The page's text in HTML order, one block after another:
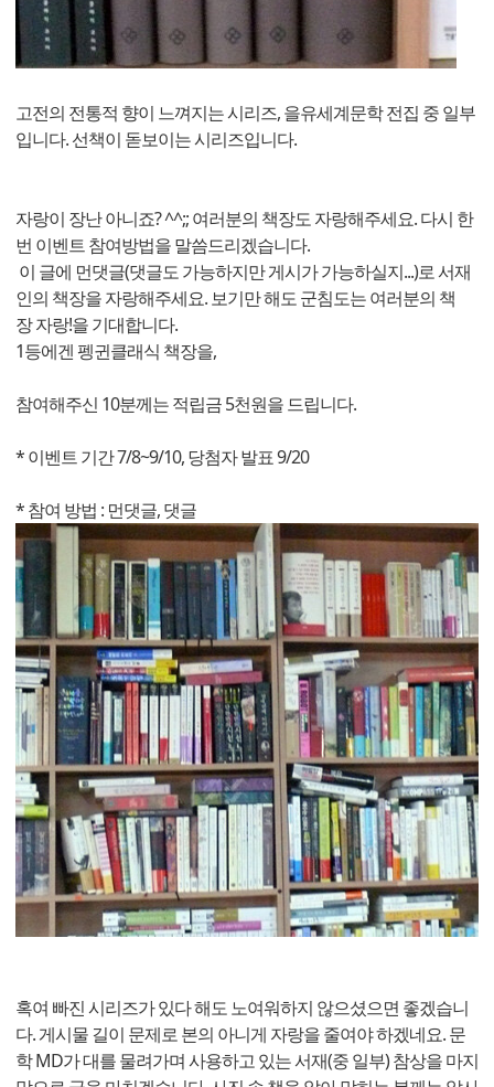
고전의 전통적 향이 느껴지는 시리즈, 을유세계문학 전집 중 일부
입니다. 선책이 돋보이는 시리즈입니다.
자랑이 장난 아니죠? ^^;; 여러분의 책장도 자랑해주세요. 다시 한
번 이벤트 참여방법을 말씀드리겠습니다.
이 글에 먼댓글(댓글도 가능하지만 게시가 가능하실지...)로 서재
인의 책장을 자랑해주세요. 보기만 해도 군침도는 여러분의 책
장 자랑!을 기대합니다.
1등에겐 펭귄클래식 책장을,
참여해주신 10분께는 적립금 5천원을 드립니다.
* 이벤트 기간 7/8~9/10, 당첨자 발표 9/20
* 참여 방법 : 먼댓글, 댓글
혹여 빠진 시리즈가 있다 해도 노여워하지 않으셨으면 좋겠습니
다. 게시물 길이 문제로 본의 아니게 자랑을 줄여야 하겠네요. 문
학 MD가 대를 물려가며 사용하고 있는 서재(중 일부) 참상을 마지